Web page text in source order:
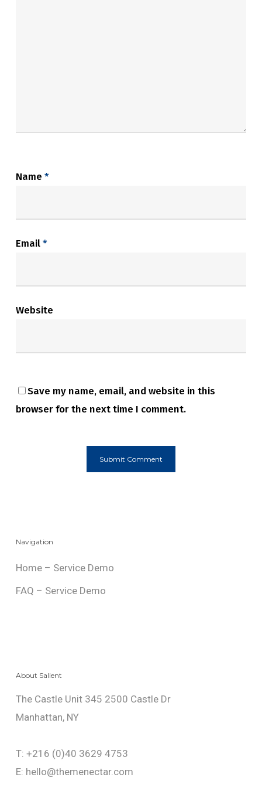
Name *
Email*
Website
Save my name, email, and website in this
browser for the next time I comment.
Navigation
Home – Service Demo
FAQ – Service Demo
About Salient
The Castle Unit 345 2500 Castle Dr
Manhattan, NY
T: +216 (0)40 3629 4753
E: hello@themenectar.com